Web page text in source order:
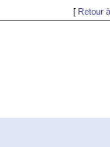
[ Retour